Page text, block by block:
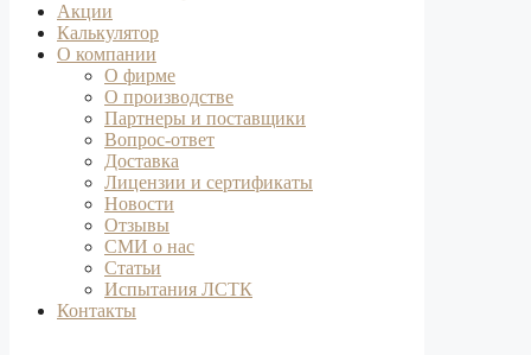
Акции
Калькулятор
О компании
О фирме
О производстве
Партнеры и поставщики
Вопрос-ответ
Доставка
Лицензии и сертификаты
Новости
Отзывы
СМИ о нас
Статьи
Испытания ЛСТК
Контакты